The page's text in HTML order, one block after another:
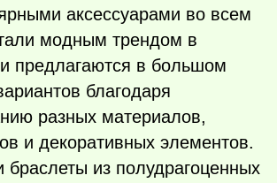
аксессуарами во всем
модным трендом в
предлагаются в большом
благодаря
разных материалов,
и декоративных элементов.
из полудрагоценных